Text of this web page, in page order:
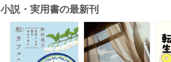
小説・実用書の最新刊